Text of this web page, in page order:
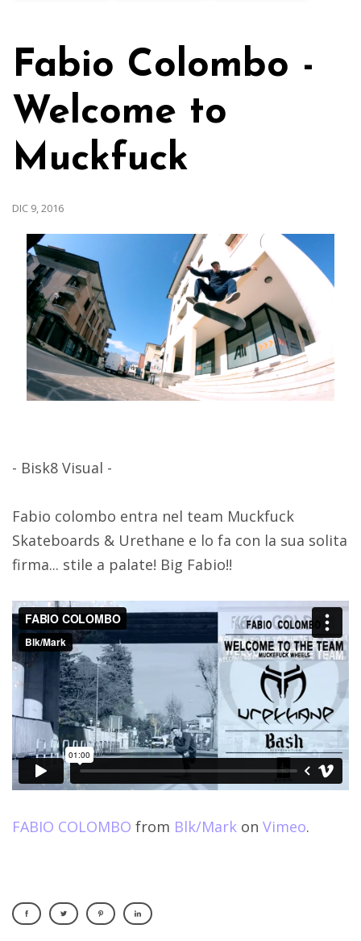
Fabio Colombo -
Welcome to
Muckfuck
DIC 9, 2016
- Bisk8 Visual -
Fabio colombo entra nel team Muckfuck
Skateboards & Urethane e lo fa con la sua solita
firma... stile a palate! Big Fabio!!
FABIO COLOMBO from Blk/Mark on Vimeo.